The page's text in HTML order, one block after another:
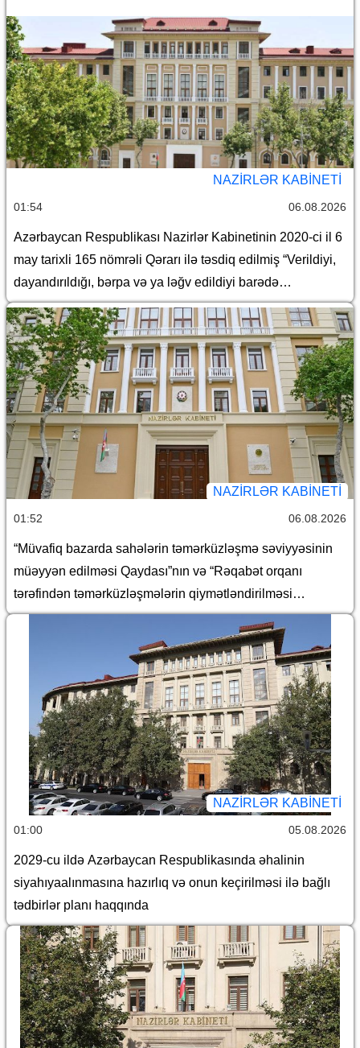
barədə
NAZIRLƏR KABINETI
01:54 06.08.2026
Azərbaycan Respublikası Nazirlər Kabinetinin 2020-ci il 6
may tarixli 165 nömrəli Qərarı ilə təsdiq edilmiş “Verildiyi,
dayandırıldığı, bərpa və ya ləğv edildiyi barədə
Azərbaycan Respublikasının Dövlət Gömrük Komitəsinə
məlumat göndərilməli olan lisenziyaların və icazələrin
Siyahısı”nda dəyişiklik edilməsi haqqında
NAZIRLƏR KABINETI
01:52 06.08.2026
“Müvafiq bazarda sahələrin təmərküzləşmə səviyyəsinin
müəyyən edilməsi Qaydası”nın və “Rəqabət orqanı
tərəfindən təmərküzləşmələrin qiymətləndirilməsi
Qaydası”nın təsdiq edilməsi haqqında
NAZIRLƏR KABINETI
01:00 05.08.2026
2029-cu ildə Azərbaycan Respublikasında əhalinin
siyahıyaalınmasına hazırlıq və onun keçirilməsi ilə bağlı
tədbirlər planı haqqında